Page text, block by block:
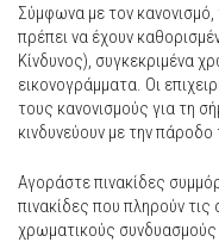
Σύμφωνα με τον
πρέπει να έχουν
Κίνδυνος), συγκεκριμένα
εικονογράμματα. Οι
τους κανονισμούς για τη
κινδυνεύουν με την πάροδο
Αγοράστε πινακίδες
πινακίδες που πληρούν
χρωματικούς